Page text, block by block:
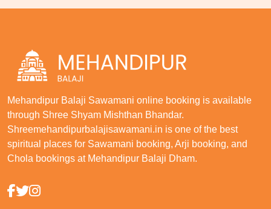
Mehandipur Balaji Sawamani online booking is available
through Shree Shyam Mishthan Bhandar.
Shreemehandipurbalajisawamani.in is one of the best
spiritual places for Sawamani booking, Arji booking, and
Chola bookings at Mehandipur Balaji Dham.